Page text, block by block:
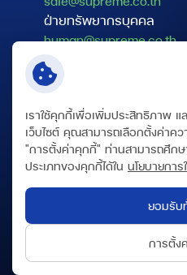
ฝ่ายทรัพยากรบุคคล
human@supreme.co.th
ฝ่ายบริการเทคนิค
service@supreme.co.th
เจ้าหน้าที่คุ้มครองข้อมูลส่ว
dpo@supreme.co.th
© สงวนลิขสิทธิ์ พ.ศ. 2569 บริษัท
ข้อกำหนดและเงื่อนไข
นโยบายความเป็นส่วนตัว
แผนผังเว็บไซต์
เราใช้คุกกี้เพื่อเพิ่มประสิทธิภาพ แ
เว็บไซต์ คุณสามารถเลือกตั้งค่าค
"การตั้งค่าคุกกี้" ท่านสามารถศึกษ
ประเภทของคุกกี้ได้ใน นโยบายกา
ยอมรับ
การตั้ง